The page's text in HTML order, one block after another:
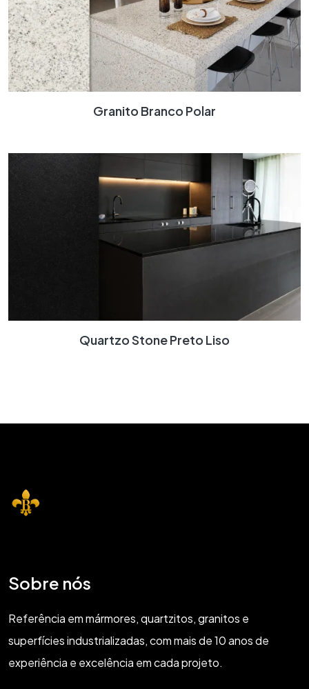
Granito Branco Polar
Quartzo Stone Preto Liso
Sobre nós
Referência em mármores, quartzitos, granitos e
superfícies industrializadas, com mais de 10 anos de
experiência e excelência em cada projeto.